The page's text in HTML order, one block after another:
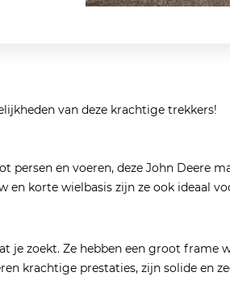
van deze krachtige trekkers!
en voeren, deze John Deere
korte wielbasis zijn ze ook ideaal
je zoekt. Ze hebben een groot frame
krachtige prestaties, zijn solide en